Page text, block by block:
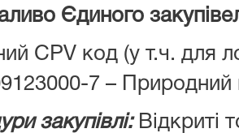
Єдиного
CPV код (у т.ч. для
7 – Природний
закупівлі:Відкриті